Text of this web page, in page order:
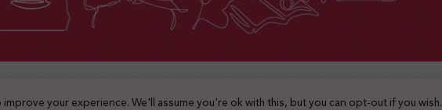
2025 © جميع الحقوق محفوظة
your experience. We'll assume you're ok with this, but you can opt-out if you wish.